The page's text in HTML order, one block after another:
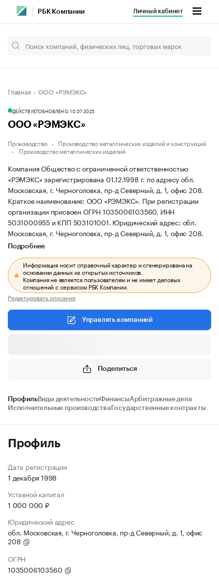
РБК Компании Личный кабинет
Главная ООО «РЭМЭКС»
ДЕЙСТВУЕТОБНОВЛЕНО, 10.07.2025
ООО «РЭМЭКС»
Производство
Производство металлических изделий и конструкций
Производство металлических изделий
Компания Общество с ограниченной ответственностью
«РЭМЭКС» зарегистрирована 01.12.1998 г. по адресу обл.
Московская, г. Черноголовка, пр-д Северный, д. 1, офис 208.
Краткое наименование: ООО «РЭМЭКС». При регистрации
организации присвоен ОГРН 1035006103560, ИНН
5031000955 и КПП 503101001. Юридический адрес: обл.
Московская, г. Черноголовка, пр-д Северный, д. 1, офис 208.
Подробнее
Информация носит справочный характер и сгенерирована на
основании данных из открытых источников.
Компания не является пользователем и не имеет деловых
отношений с сервисом РБК Компании.
Редактировать описание
Управлять компанией
Поделиться
ПрофильВиды деятельностиФинансыАрбитражные дела
Исполнительные производства Государственные контракты
Профиль
Дата регистрации
1 декабря 1998
Уставной капитал
1 000 000 ₽
Юридический адрес
обл. Московская, г. Черноголовка, пр-д Северный, д. 1, офис
208
ОГРН
1035006103560